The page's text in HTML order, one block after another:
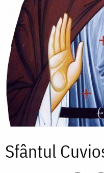
Sfântul